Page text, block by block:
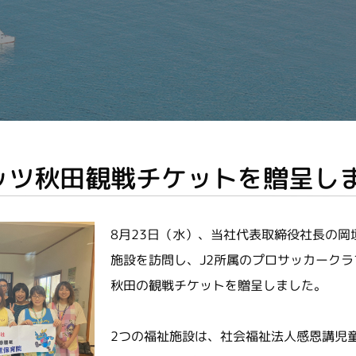
秋田観戦チケットを贈呈し
8月23日（水）、当社代表取締役社長の
施設を訪問し、J2所属のプロサッカーク
秋田の観戦チケットを贈呈しました。
2つの福祉施設は、社会福祉法人感恩講児